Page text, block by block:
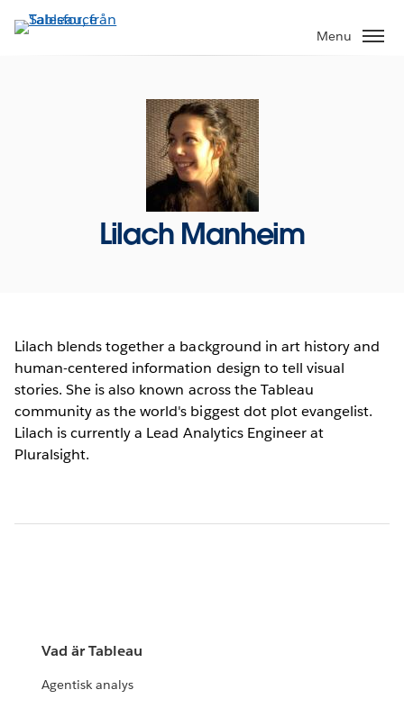
vidare
Menu
Lilach Manheim
Lilach blends together a background in art history and
human-centered information design to tell visual
stories. She is also known across the Tableau
community as the world's biggest dot plot evangelist.
Lilach is currently a Lead Analytics Engineer at
Pluralsight.
Vad är Tableau
Agentisk analys